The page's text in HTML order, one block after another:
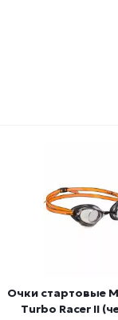
Очки стартовые
Turbo Racer II